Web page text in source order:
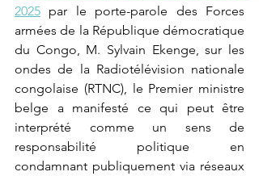
2025 par le porte-parole des Forces
armées de la République démocratique
du Congo, M. Sylvain Ekenge, sur les
ondes de la Radiotélévision nationale
congolaise (RTNC), le Premier ministre
belge a manifesté ce qui peut être
interprété comme un sens de
responsabilité politique en
condamnant publiquement via réseaux